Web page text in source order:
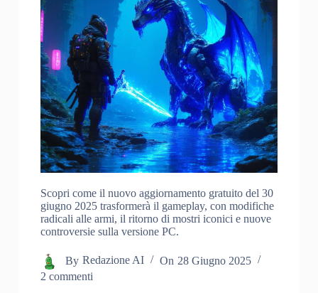
Scopri come il nuovo aggiornamento gratuito del 30
giugno 2025 trasformerà il gameplay, con modifiche
radicali alle armi, il ritorno di mostri iconici e nuove
controversie sulla versione PC.
By Redazione AI On 28 Giugno 2025
2 commenti